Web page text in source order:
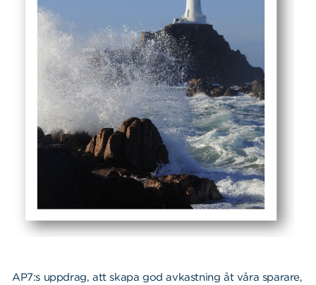
AP7:s uppdrag, att skapa god avkastning åt våra sparare,